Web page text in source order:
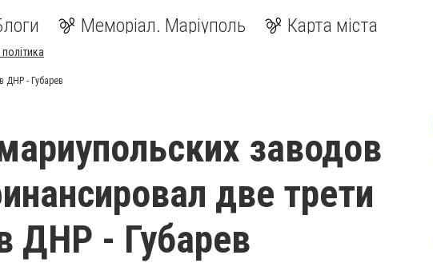
Меморіал. Маріуполь Карта міста
ДНР - Губарев
заводов
две трети
ДНР - Губарев